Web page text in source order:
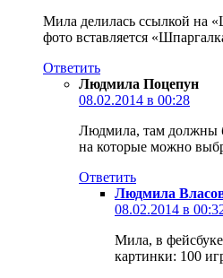
Мила делилась ссылкой на
фото вставляется
Ответить
Людмила Поцепун
08.02.2014 в 00:28
Людмила, там должны
на которые можно
Ответить
Людмила
08.02.2014 в
Мила, в фейсбуке
картинки: 100